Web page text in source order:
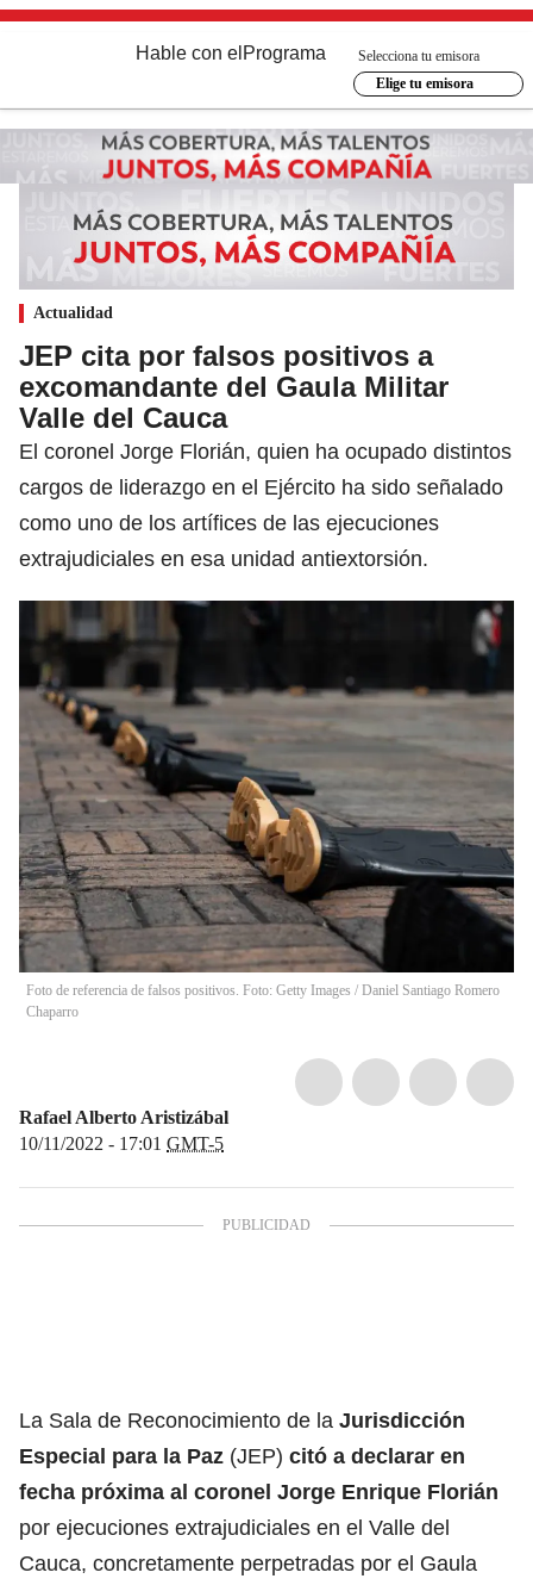
Hable con el Programa
Selecciona tu emisora
Elige tu emisora
Actualidad
JEP cita por falsos positivos a
excomandante del Gaula Militar
Valle del Cauca
El coronel Jorge Florián, quien ha ocupado distintos
cargos de liderazgo en el Ejército ha sido señalado
como uno de los artífices de las ejecuciones
extrajudiciales en esa unidad antiextorsión.
Foto de referencia de falsos positivos. Foto: Getty Images / Daniel Santiago Romero
Chaparro
Rafael Alberto Aristizábal
10/11/2022 - 17:01 GMT-5
La Sala de Reconocimiento de la Jurisdicción
Especial para la Paz (JEP) citó a declarar en
fecha próxima al coronel Jorge Enrique Florián
por ejecuciones extrajudiciales en el Valle del
Cauca, concretamente perpetradas por el Gaula